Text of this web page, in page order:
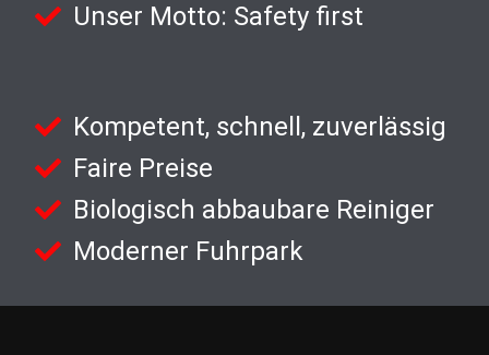
Unser Motto: Safety first
Kompetent, schnell, zuverlässig
Faire Preise
Biologisch abbaubare Reiniger
Moderner Fuhrpark